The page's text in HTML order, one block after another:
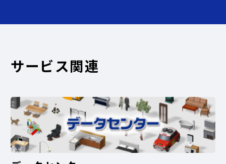
サービス関連